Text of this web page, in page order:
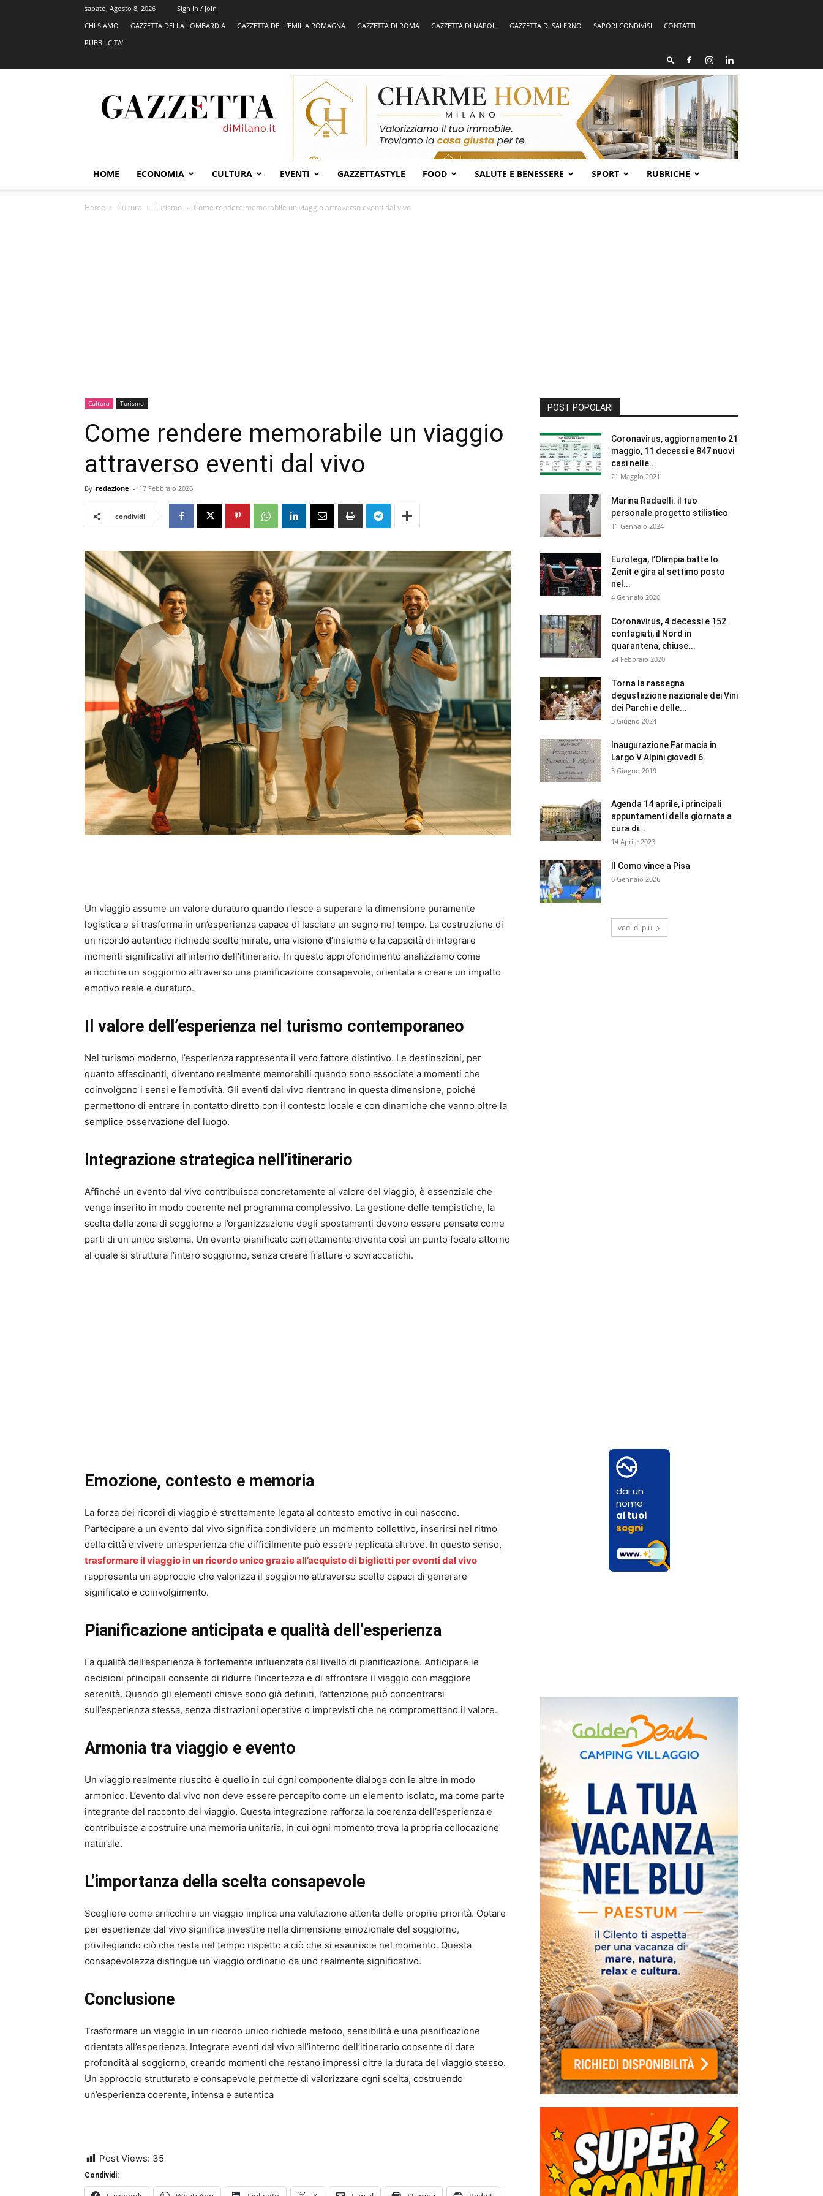
sabato, Agosto 8, 2026
Sign in / Join
CHI SIAMO
GAZZETTA DELLA LOMBARDIA GAZZETTA DELL’EMILIA ROMAGNA GAZZETTA DI ROMA GAZZETTA DI NAPOLI GAZZETTA DI SALERNO SAPORI CONDIVISI
CONTATTI
PUBBLICITA’
HOME ECONOMIA CULTURA EVENTI GAZZETTASTYLE FOOD SALUTE E BENESSERE SPORT RUBRICHE
Home Cultura Turismo Come rendere memorabile un viaggio attraverso eventi dal vivo
Cultura Turismo
Come rendere memorabile un viaggio
attraverso eventi dal vivo
By redazione - 17 Febbraio 2026
condividi
Un viaggio assume un valore duraturo quando riesce a superare la dimensione puramente
logistica e si trasforma in un’esperienza capace di lasciare un segno nel tempo. La costruzione di
un ricordo autentico richiede scelte mirate, una visione d’insieme e la capacità di integrare
momenti significativi all’interno dell’itinerario. In questo approfondimento analizziamo come
arricchire un soggiorno attraverso una pianificazione consapevole, orientata a creare un impatto
emotivo reale e duraturo.
Il valore dell’esperienza nel turismo contemporaneo
Nel turismo moderno, l’esperienza rappresenta il vero fattore distintivo. Le destinazioni, per
quanto affascinanti, diventano realmente memorabili quando sono associate a momenti che
coinvolgono i sensi e l’emotività. Gli eventi dal vivo rientrano in questa dimensione, poiché
permettono di entrare in contatto diretto con il contesto locale e con dinamiche che vanno oltre la
semplice osservazione del luogo.
Integrazione strategica nell’itinerario
Affinché un evento dal vivo contribuisca concretamente al valore del viaggio, è essenziale che
venga inserito in modo coerente nel programma complessivo. La gestione delle tempistiche, la
scelta della zona di soggiorno e l’organizzazione degli spostamenti devono essere pensate come
parti di un unico sistema. Un evento pianificato correttamente diventa così un punto focale attorno
al quale si struttura l’intero soggiorno, senza creare fratture o sovraccarichi.
Emozione, contesto e memoria
La forza dei ricordi di viaggio è strettamente legata al contesto emotivo in cui nascono.
Partecipare a un evento dal vivo significa condividere un momento collettivo, inserirsi nel ritmo
della città e vivere un’esperienza che difficilmente può essere replicata altrove. In questo senso,
trasformare il viaggio in un ricordo unico grazie all’acquisto di biglietti per eventi dal vivo
rappresenta un approccio che valorizza il soggiorno attraverso scelte capaci di generare
significato e coinvolgimento.
Pianificazione anticipata e qualità dell’esperienza
La qualità dell’esperienza è fortemente influenzata dal livello di pianificazione. Anticipare le
decisioni principali consente di ridurre l’incertezza e di affrontare il viaggio con maggiore
serenità. Quando gli elementi chiave sono già definiti, l’attenzione può concentrarsi
sull’esperienza stessa, senza distrazioni operative o imprevisti che ne compromettano il valore.
Armonia tra viaggio e evento
Un viaggio realmente riuscito è quello in cui ogni componente dialoga con le altre in modo
armonico. L’evento dal vivo non deve essere percepito come un elemento isolato, ma come parte
integrante del racconto del viaggio. Questa integrazione rafforza la coerenza dell’esperienza e
contribuisce a costruire una memoria unitaria, in cui ogni momento trova la propria collocazione
naturale.
L’importanza della scelta consapevole
Scegliere come arricchire un viaggio implica una valutazione attenta delle proprie priorità. Optare
per esperienze dal vivo significa investire nella dimensione emozionale del soggiorno,
privilegiando ciò che resta nel tempo rispetto a ciò che si esaurisce nel momento. Questa
consapevolezza distingue un viaggio ordinario da uno realmente significativo.
Conclusione
Trasformare un viaggio in un ricordo unico richiede metodo, sensibilità e una pianificazione
orientata all’esperienza. Integrare eventi dal vivo all’interno dell’itinerario consente di dare
profondità al soggiorno, creando momenti che restano impressi oltre la durata del viaggio stesso.
Un approccio strutturato e consapevole permette di valorizzare ogni scelta, costruendo
un’esperienza coerente, intensa e autentica
Post Views: 35
Condividi:
POST POPOLARI
Coronavirus, aggiornamento 21
maggio, 11 decessi e 847 nuovi
casi nelle...
21 Maggio 2021
Marina Radaelli: il tuo
personale progetto stilistico
11 Gennaio 2024
Eurolega, l’Olimpia batte lo
Zenit e gira al settimo posto
nel...
4 Gennaio 2020
Coronavirus, 4 decessi e 152
contagiati, il Nord in
quarantena, chiuse...
24 Febbraio 2020
Torna la rassegna
degustazione nazionale dei Vini
dei Parchi e delle...
3 Giugno 2024
Inaugurazione Farmacia in
Largo V Alpini giovedì 6.
3 Giugno 2019
Agenda 14 aprile, i principali
appuntamenti della giornata a
cura di...
14 Aprile 2023
Il Como vince a Pisa
6 Gennaio 2026
vedi di più